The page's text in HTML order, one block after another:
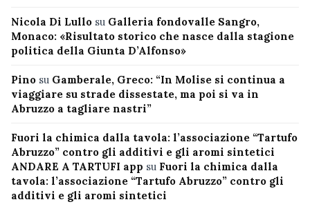
Nicola Di Lullo su Galleria fondovalle Sangro,
Monaco: «Risultato storico che nasce dalla stagione
politica della Giunta D’Alfonso»
Pino su Gamberale, Greco: “In Molise si continua a
viaggiare su strade dissestate, ma poi si va in
Abruzzo a tagliare nastri”
Fuori la chimica dalla tavola: l’associazione “Tartufo
Abruzzo” contro gli additivi e gli aromi sintetici
ANDARE A TARTUFI app su Fuori la chimica dalla
tavola: l’associazione “Tartufo Abruzzo” contro gli
additivi e gli aromi sintetici